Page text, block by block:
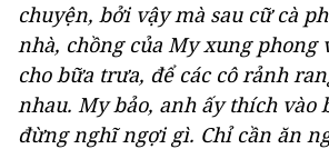
chuyện, bởi vậy mà sau cữ cà
nhà, chồng của My xung phong
cho bữa trưa, để các cô rảnh
nhau. My bảo, anh ấy thích vào
đừng nghĩ ngợi gì. Chỉ cần ăn